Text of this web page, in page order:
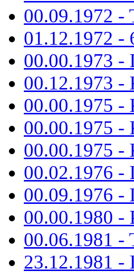
00.09.1972 -
01.12.1972 -
00.00.1973 -
00.12.1973
00.00.1975 -
00.00.1975 -
00.00.1975 -
00.02.1976 -
00.09.1976 -
00.00.1980 -
00.06.1981 -
23.12.1981 -